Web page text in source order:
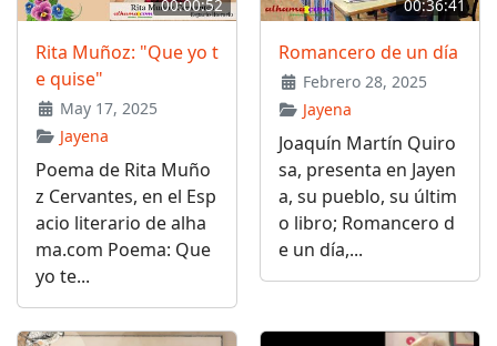
00:00:52
Rita Muñoz: "Que yo t
e quise"
May 17, 2025
Jayena
Poema de Rita Muño
z Cervantes, en el Esp
acio literario de alha
ma.com Poema: Que
yo te...
00:36:41
Romancero de un día
Febrero 28, 2025
Jayena
Joaquín Martín Quiro
sa, presenta en Jayen
a, su pueblo, su últim
o libro; Romancero d
e un día,...